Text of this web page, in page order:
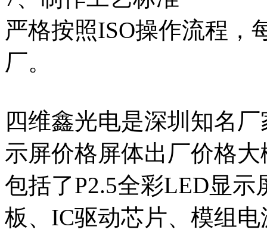
严格按照ISO操作流程，
厂。
四维鑫光电是深圳知名
示屏价格屏体出厂价格
包括了P2.5全彩LED显
板、IC驱动芯片、模组